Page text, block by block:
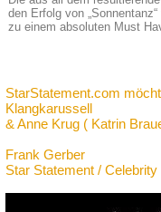
den Erfolg von
zu einem absoluten Must
StarStatement.com
Klangkarussell
& Anne Krug ( Katrin
Frank Gerber
Star Statement /